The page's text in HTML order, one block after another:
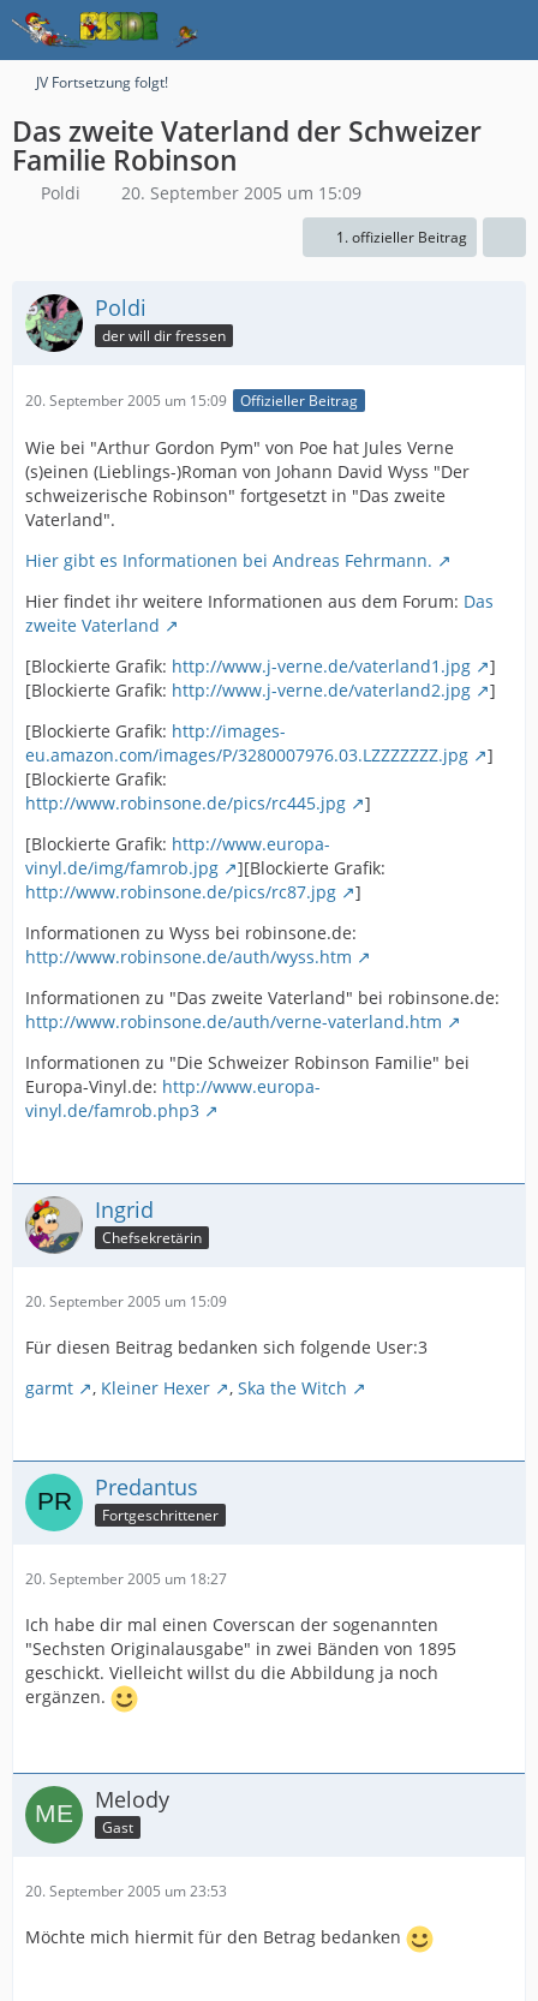
JV Fortsetzung folgt!
Das zweite Vaterland der Schweizer
Familie Robinson
Poldi 20. September 2005 um 15:09
1. offizieller Beitrag
Poldi
der will dir fressen
20. September 2005 um 15:09 Offizieller Beitrag
Wie bei "Arthur Gordon Pym" von Poe hat Jules Verne
(s)einen (Lieblings-)Roman von Johann David Wyss "Der
schweizerische Robinson" fortgesetzt in "Das zweite
Vaterland".
Hier gibt es Informationen bei Andreas Fehrmann.
Hier findet ihr weitere Informationen aus dem Forum: Das
zweite Vaterland
[Blockierte Grafik: http://www.j-verne.de/vaterland1.jpg
]
[Blockierte Grafik: http://www.j-verne.de/vaterland2.jpg
]
[Blockierte Grafik: http://images-
eu.amazon.com/images/P/3280007976.03.LZZZZZZZ.jpg
]
[Blockierte Grafik:
http://www.robinsone.de/pics/rc445.jpg
]
[Blockierte Grafik: http://www.europa-
vinyl.de/img/famrob.jpg
][Blockierte Grafik:
http://www.robinsone.de/pics/rc87.jpg
]
Informationen zu Wyss bei robinsone.de:
http://www.robinsone.de/auth/wyss.htm
Informationen zu "Das zweite Vaterland" bei robinsone.de:
http://www.robinsone.de/auth/verne-vaterland.htm
Informationen zu "Die Schweizer Robinson Familie" bei
Europa-Vinyl.de: http://www.europa-
vinyl.de/famrob.php3
Ingrid
Chefsekretärin
20. September 2005 um 15:09
Für diesen Beitrag bedanken sich folgende User:3
garmt
, Kleiner Hexer , Ska the Witch
Predantus
Fortgeschrittener
20. September 2005 um 18:27
Ich habe dir mal einen Coverscan der sogenannten
"Sechsten Originalausgabe" in zwei Bänden von 1895
geschickt. Vielleicht willst du die Abbildung ja noch
ergänzen.
Melody
Gast
20. September 2005 um 23:53
Möchte mich hiermit für den Betrag bedanken